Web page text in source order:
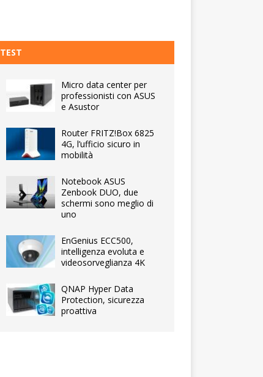
TEST
Micro data center per
professionisti con ASUS
e Asustor
Router FRITZ!Box 6825
4G, l’ufficio sicuro in
mobilità
Notebook ASUS
Zenbook DUO, due
schermi sono meglio di
uno
EnGenius ECC500,
intelligenza evoluta e
videosorveglianza 4K
QNAP Hyper Data
Protection, sicurezza
proattiva